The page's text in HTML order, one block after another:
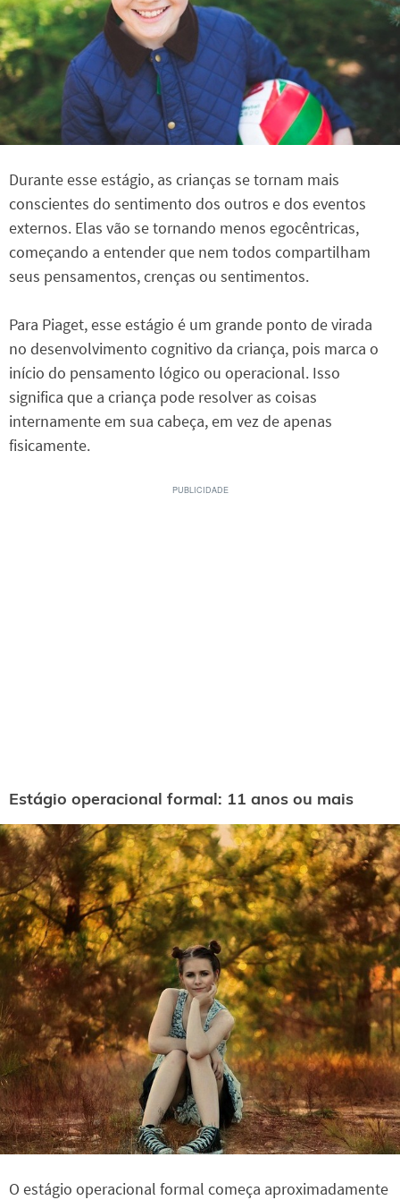
Durante esse estágio, as crianças se tornam mais
conscientes do sentimento dos outros e dos eventos
externos. Elas vão se tornando menos egocêntricas,
começando a entender que nem todos compartilham
seus pensamentos, crenças ou sentimentos.
Para Piaget, esse estágio é um grande ponto de virada
no desenvolvimento cognitivo da criança, pois marca o
início do pensamento lógico ou operacional. Isso
significa que a criança pode resolver as coisas
internamente em sua cabeça, em vez de apenas
fisicamente.
Estágio operacional formal: 11 anos ou mais
O estágio operacional formal começa aproximadamente